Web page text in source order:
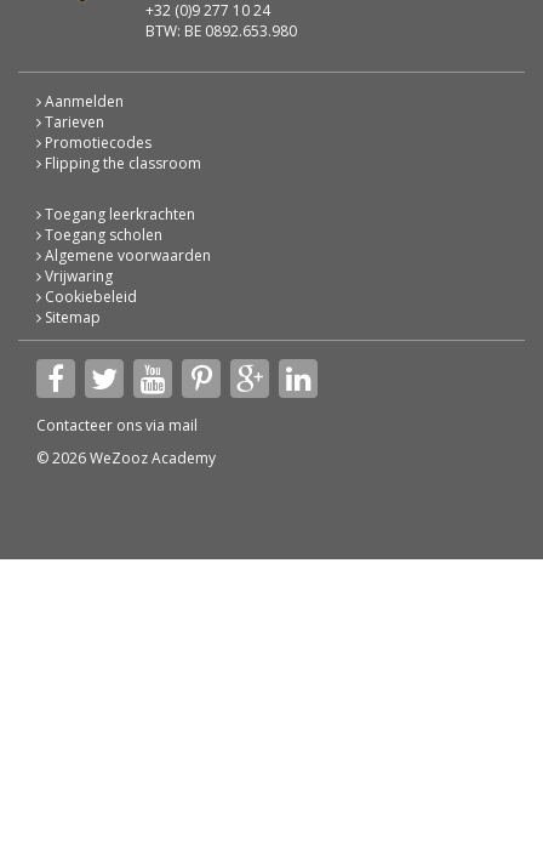
+32 (0)9 277 10 24
BTW: BE 0892.653.980
Aanmelden
Tarieven
Promotiecodes
Flipping the classroom
Toegang leerkrachten
Toegang scholen
Algemene voorwaarden
Vrijwaring
Cookiebeleid
Sitemap
Contacteer ons via mail
© 2026 WeZooz Academy